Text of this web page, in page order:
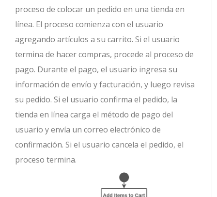
proceso de colocar un pedido en una tienda en
línea. El proceso comienza con el usuario
agregando artículos a su carrito. Si el usuario
termina de hacer compras, procede al proceso de
pago. Durante el pago, el usuario ingresa su
información de envío y facturación, y luego revisa
su pedido. Si el usuario confirma el pedido, la
tienda en línea carga el método de pago del
usuario y envía un correo electrónico de
confirmación. Si el usuario cancela el pedido, el
proceso termina.